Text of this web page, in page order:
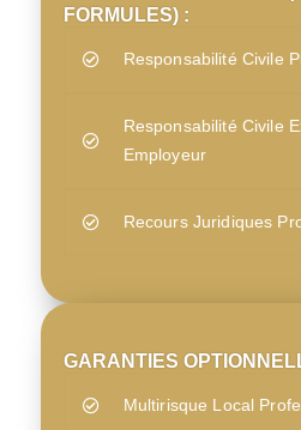
FORMULES) :
Responsabilité Civile
Responsabilité Civile
Employeur
Recours Juridiques
GARANTIES
Multirisque Local